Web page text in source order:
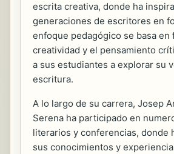
escrita creativa, donde ha
generaciones de escritores en
enfoque pedagógico se basa en
creatividad y el pensamiento
a sus estudiantes a explorar su
escritura.
A lo largo de su carrera, Josep
Serena ha participado en
literarios y conferencias, donde
sus conocimientos y